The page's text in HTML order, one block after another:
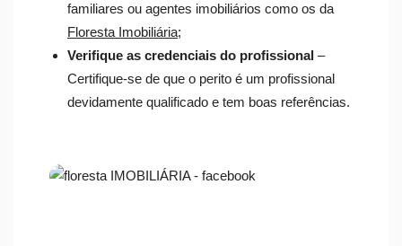
familiares ou agentes imobiliários como os da
Floresta Imobiliária;
Verifique as credenciais do profissional –
Certifique-se de que o perito é um profissional
devidamente qualificado e tem boas referências.